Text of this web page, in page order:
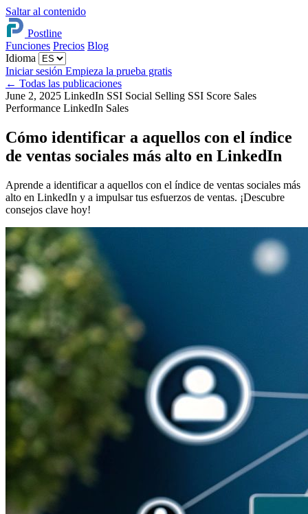
Saltar al contenido
Postline
Funciones Precios Blog
Idioma
Iniciar sesión Empieza la prueba gratis
← Todas las publicaciones
June 2, 2025 LinkedIn SSI Social Selling SSI Score Sales
Performance LinkedIn Sales
Cómo identificar a aquellos con el índice
de ventas sociales más alto en LinkedIn
Aprende a identificar a aquellos con el índice de ventas sociales más
alto en LinkedIn y a impulsar tus esfuerzos de ventas. ¡Descubre
consejos clave hoy!